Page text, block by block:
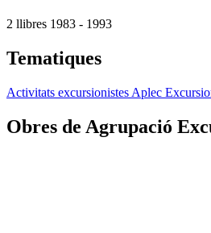
2 llibres 1983 - 1993
Tematiques
Activitats excursionistes Aplec
Obres de Agrupació